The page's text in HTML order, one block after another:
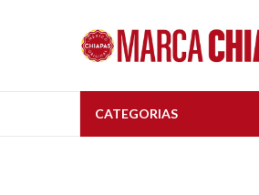
CATEGORIAS